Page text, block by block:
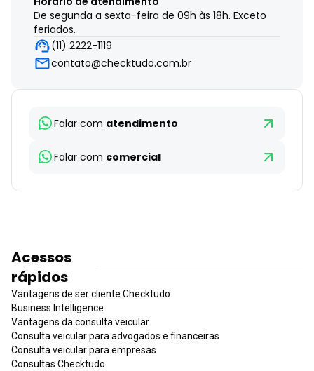
De segunda a sexta-feira de 09h às 18h. Exceto
feriados.
(11) 2222-1119
contato@checktudo.com.br
Falar com atendimento
Falar com comercial
Acessos
rápidos
Vantagens de ser cliente Checktudo
Business Intelligence
Vantagens da consulta veicular
Consulta veicular para advogados e financeiras
Consulta veicular para empresas
Consultas Checktudo